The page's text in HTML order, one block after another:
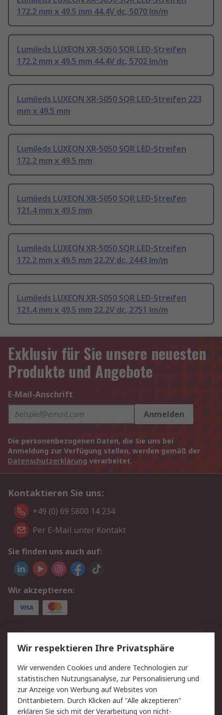
172.2 mm x 49.5 mm 44.4V dc, 5070 lm/m
Lumileds LUXEON XR-5050 SQR LED-Streifen
172.2 mm x 49.5 mm 44.4V dc, 5702 lm/m
Lumileds LUXEON XR-5050 SQR LED-Streifen 223
mm x 49.5 mm
Lumileds LUXEON XR-5050 SQR LED-Streifen
172.2 mm x 49.5 mm
Lumileds LUXEON XR-5050 SQR LED-Streifen
121.4 mm x 49.5 mm
Lumileds LUXEON XR-5050 SQR LED-Streifen
172.2 mm x 49.5 mm 22.2V dc, 2443 lm/m
Lumileds LUXEON XR-5050 SQR LED-Streifen
121.4 mm x 49.5 mm 22.2V dc, 2751 lm/m
Exklusiv für Sie unsere neuesten
Produkte und Angebote
E-Mail-Anschrift
Anmelden
Die personenbezogenen Daten, die Sie uns bei
Anmeldung zur Verfügung stellen, werden gemäß der
Datenschutzerklärung verarbeitet.
Kontaktieren Sie uns:
+49 (0) 69 5800 14 234
Per E-Mail unter Kontakt
Sie finden uns auch auf:
Wir akzeptieren:
Service
Value Added Services
Lieferlösungen
Rücksendungen
Kontakt
Hilfe
Privatkunden
Rechtliches
Wir respektieren Ihre Privatsphäre
Wir verwenden Cookies und andere Technologien zur
statistischen Nutzungsanalyse, zur Personalisierung und
zur Anzeige von Werbung auf Websites von
Drittanbietern. Durch Klicken auf "Alle akzeptieren"
erklären Sie sich mit der Verarbeitung von nicht-